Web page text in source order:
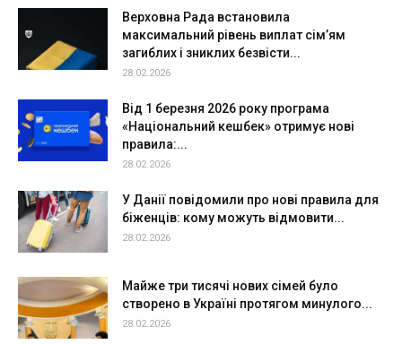
Верховна Рада встановила
максимальний рівень виплат сім’ям
загиблих і зниклих безвісти...
28.02.2026
Від 1 березня 2026 року програма
«Національний кешбек» отримує нові
правила:...
28.02.2026
У Данії повідомили про нові правила для
біженців: кому можуть відмовити...
28.02.2026
Майже три тисячі нових сімей було
створено в Україні протягом минулого...
28.02.2026